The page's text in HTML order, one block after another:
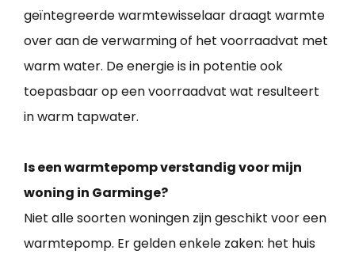
geïntegreerde warmtewisselaar draagt warmte
over aan de verwarming of het voorraadvat met
warm water. De energie is in potentie ook
toepasbaar op een voorraadvat wat resulteert
in warm tapwater.
Is een warmtepomp verstandig voor mijn
woning in Garminge?
Niet alle soorten woningen zijn geschikt voor een
warmtepomp. Er gelden enkele zaken: het huis